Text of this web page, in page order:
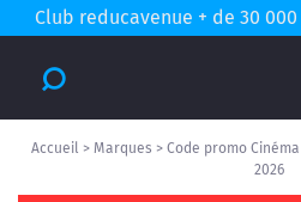
Club reducavenue + de 30
Accueil > Marques > Code promo
2026